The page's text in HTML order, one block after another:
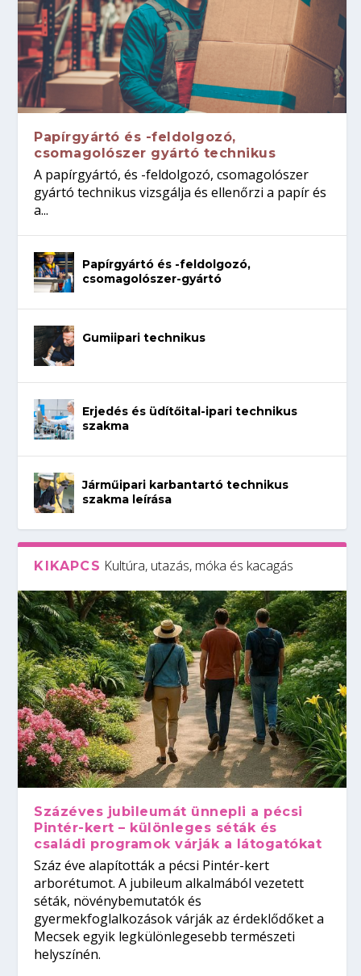
Papírgyártó és -feldolgozó,
csomagolószer gyártó technikus
A papírgyártó, és -feldolgozó, csomagolószer
gyártó technikus vizsgálja és ellenőrzi a papír és
a...
Papírgyártó és -feldolgozó,
csomagolószer-gyártó
Gumiipari technikus
Erjedés és üdítőital-ipari technikus
szakma
Járműipari karbantartó technikus
szakma leírása
KIKAPCS Kultúra, utazás, móka és kacagás
Százéves jubileumát ünnepli a pécsi
Pintér-kert – különleges séták és
családi programok várják a látogatókat
Száz éve alapították a pécsi Pintér-kert
arborétumot. A jubileum alkalmából vezetett
séták, növénybemutatók és
gyermekfoglalkozások várják az érdeklődőket a
Mecsek egyik legkülönlegesebb természeti
helyszínén.